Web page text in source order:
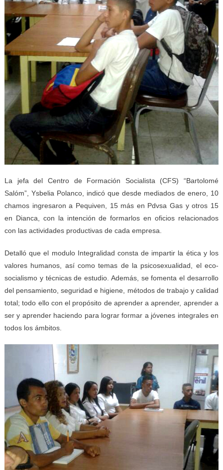
La jefa del Centro de Formación Socialista (CFS) “Bartolomé
Salóm”, Ysbelia Polanco, indicó que desde mediados de enero, 10
chamos ingresaron a Pequiven, 15 más en Pdvsa Gas y otros 15
en Dianca, con la intención de formarlos en oficios relacionados
con las actividades productivas de cada empresa.
Detalló que el modulo Integralidad consta de impartir la ética y los
valores humanos, así como temas de la psicosexualidad, el eco-
socialismo y técnicas de estudio. Además, se fomenta el desarrollo
del pensamiento, seguridad e higiene, métodos de trabajo y calidad
total; todo ello con el propósito de aprender a aprender, aprender a
ser y aprender haciendo para lograr formar a jóvenes integrales en
todos los ámbitos.